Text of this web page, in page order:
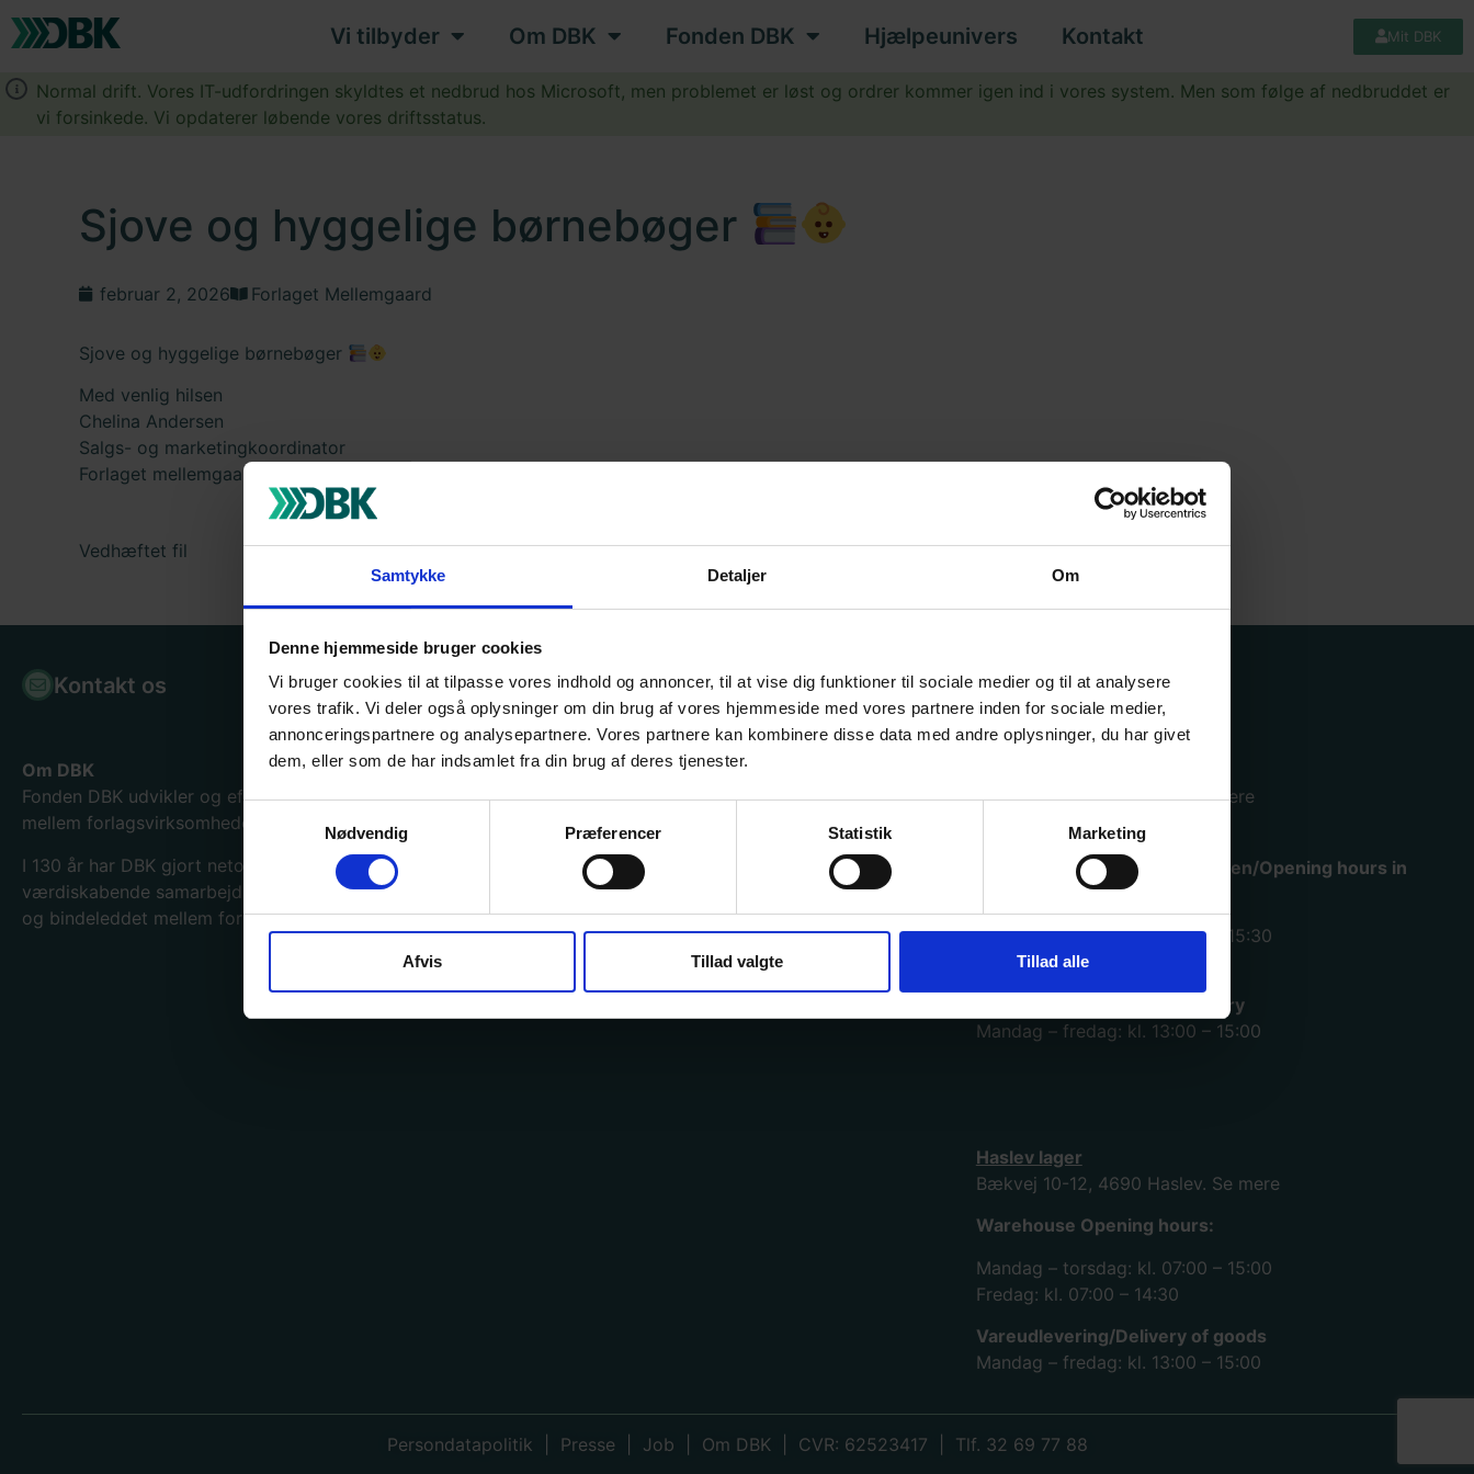
Samtykke Detaljer Om
Denne hjemmeside bruger cookies
Vi bruger cookies til at tilpasse vores indhold og annoncer, til at vise dig funktioner til sociale medier og til at analysere
vores trafik. Vi deler også oplysninger om din brug af vores hjemmeside med vores partnere inden for sociale medier,
annonceringspartnere og analysepartnere. Vores partnere kan kombinere disse data med andre oplysninger, du har givet
dem, eller som de har indsamlet fra din brug af deres tjenester.
Nødvendig
Præferencer Statistik Marketing
Afvis Tillad valgte Tillad alle
Vi tilbyder Om DBK Fonden DBK Hjælpeunivers Kontakt Mit DBK
Normal drift. Vores IT-udfordringen skyldtes et nedbrud hos Microsoft, men problemet er løst og ordrer kommer igen ind i vores system. Men som følge af nedbruddet er
vi forsinkede. Vi opdaterer løbende vores driftsstatus.
Sjove og hyggelige børnebøger
februar 2, 2026 Forlaget Mellemgaard
Sjove og hyggelige børnebøger
Med venlig hilsen
Chelina Andersen
Salgs- og marketingkoordinator
Forlaget mellemgaard
Vedhæftet fil
Kontakt os Bogportalen Driftsstatus Hjælp
Om DBK
Fonden DBK udvikler og effektiviserer samhandelen
mellem forlagsvirksomheder og boghandlere.
I 130 år har DBK gjort netop det og er blevet en
værdiskabende samarbejdspartner for hele bogbranchen
og bindeleddet mellem forlag og forhandler.
Mimersvej 4, 4600 Køge.Se mere
Åbningstider i varemodtagelsen/Opening hours in
Mandag – torsdag: kl. 07:00 – 15:30
Fredag: kl. 07:00 – 15:00
Vareudlevering/Goods delivery
Mandag – fredag: kl. 13:00 – 15:00
Haslev lager
Bækvej 10-12, 4690 Haslev. Se mere
Warehouse Opening hours:
Mandag – torsdag: kl. 07:00 – 15:00
Fredag: kl. 07:00 – 14:30
Vareudlevering/Delivery of goods
Mandag – fredag: kl. 13:00 – 15:00
Persondatapolitik Presse Job Om DBK | CVR: 62523417 | Tlf. 32 69 77 88